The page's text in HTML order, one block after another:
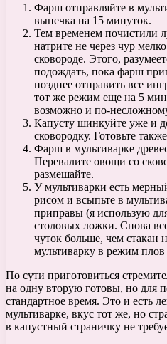
Фарш отправляйте в
выпечка на 15 минуток.
Тем временем почистили
натрите не через чур
сковороде. Этого,
подождать, пока фарш
позднее отправить все
тот же режим еще на 5
возможно и по-
Капусту шинкуйте уже и
сковородку. Готовьте
Фарш в мультиварке
Перевалите овощи со
размешайте.
У мультиварки есть
рисом и всыпьте в
приправы (я использую
столовых ложки. Снова
чуток больше, чем стакан
мультиварку в режим
По сути приготовиться
на одну вторую готовы, но для
стандартное время. Это и есть
мультиварке, вкус тот же, но
в капустный страничку не